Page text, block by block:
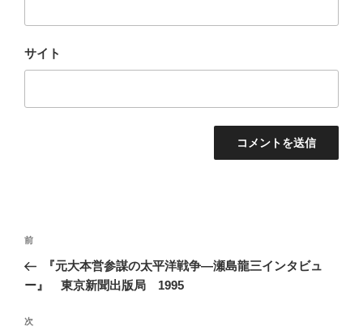
サイト
投
ナ
ゲ
前
の
前
『元大本営参謀の太平洋戦争―瀬島龍三インタビュ
ー』 東京新聞出版局 1995
次
次